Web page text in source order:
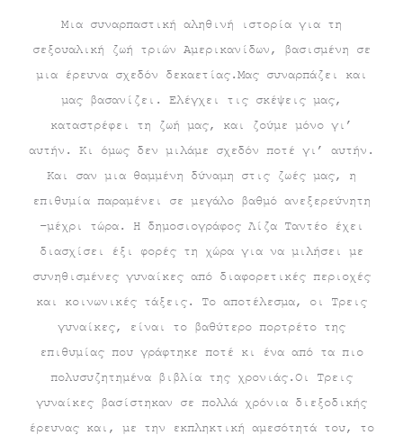
Μια συναρπαστική αληθινή ιστορία για τη
σεξουαλική ζωή τριών Αμερικανίδων, βασισμένη σε
μια έρευνα σχεδόν δεκαετίας.Μας συναρπάζει και
μας βασανίζει. Ελέγχει τις σκέψεις μας,
καταστρέφει τη ζωή μας, και ζούμε μόνο γι’
αυτήν. Κι όμως δεν μιλάμε σχεδόν ποτέ γι’ αυτήν.
Και σαν μια θαμμένη δύναμη στις ζωές μας, η
επιθυμία παραμένει σε μεγάλο βαθμό ανεξερεύνητη
–μέχρι τώρα. Η δημοσιογράφος Λίζα Ταντέο έχει
διασχίσει έξι φορές τη χώρα για να μιλήσει με
συνηθισμένες γυναίκες από διαφορετικές περιοχές
και κοινωνικές τάξεις. Το αποτέλεσμα, οι Τρεις
γυναίκες, είναι το βαθύτερο πορτρέτο της
επιθυμίας που γράφτηκε ποτέ κι ένα από τα πιο
πολυσυζητημένα βιβλία της χρονιάς.Οι Τρεις
γυναίκες βασίστηκαν σε πολλά χρόνια διεξοδικής
έρευνας και, με την εκπληκτική αμεσότητά του, το
price
was:
€15.50.
τιμή
είναι:
€13.95.